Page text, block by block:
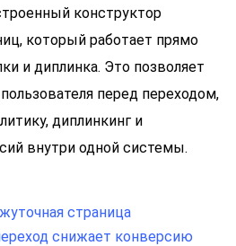
конструктор
который работает прямо
и диплинка. Это позволяет
перед переходом,
диплинкинг и
внутри одной системы.
страница
снижает конверсию